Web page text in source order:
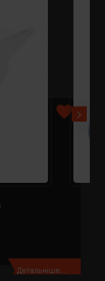
Детальніше...